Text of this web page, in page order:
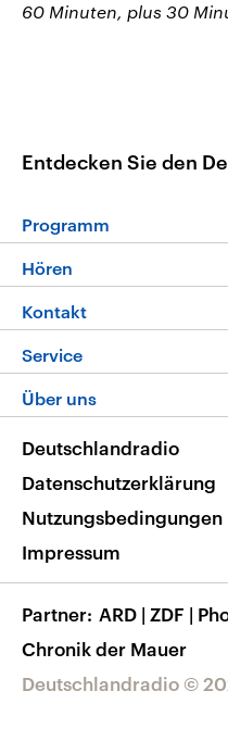
60 Minuten, plus 30
Entdecken Sie den
Programm
Programm
Die Nachrichten
Nachrichtenleicht
Neue Beiträge auf
Hören
Livestream
Podcasts
Deutschlandfunk
Nachrichten App
Frequenzen
Kontakt
Hörerservice
Service
FAQ
Veranstaltungen
Musikliste
RSS
Über uns
Barrierefreiheit
Deutschlandradio ©
Deutschlandradio
Datenschutzerklärung
Nutzungsbedingungen
Impressum
Partner ARD | ZDF |
Chronik der Mauer